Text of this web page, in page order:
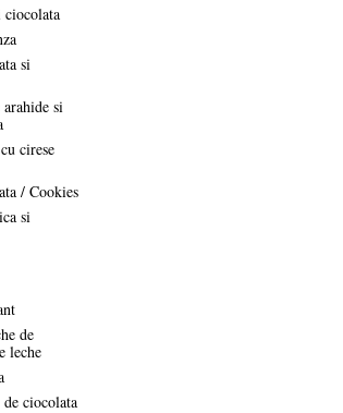
ciocolata
si
si
cirese
/ Cookies
si
de
leche
ciocolata